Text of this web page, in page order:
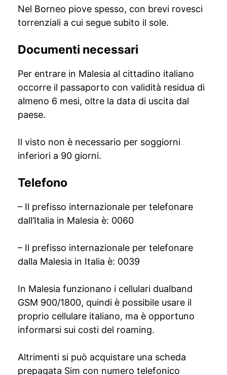
Nel Borneo piove spesso, con brevi rovesci
torrenziali a cui segue subito il sole.
Documenti necessari
Per entrare in Malesia al cittadino italiano
occorre il passaporto con validità residua di
almeno 6 mesi, oltre la data di uscita dal
paese.
Il visto non è necessario per soggiorni
inferiori a 90 giorni.
Telefono
– Il prefisso internazionale per telefonare
dall’Italia in Malesia è: 0060
– Il prefisso internazionale per telefonare
dalla Malesia in Italia è: 0039
In Malesia funzionano i cellulari dualband
GSM 900/1800, quindi è possibile usare il
proprio cellulare italiano, ma è opportuno
informarsi sui costi del roaming.
Altrimenti si può acquistare una scheda
prepagata Sim con numero telefonico